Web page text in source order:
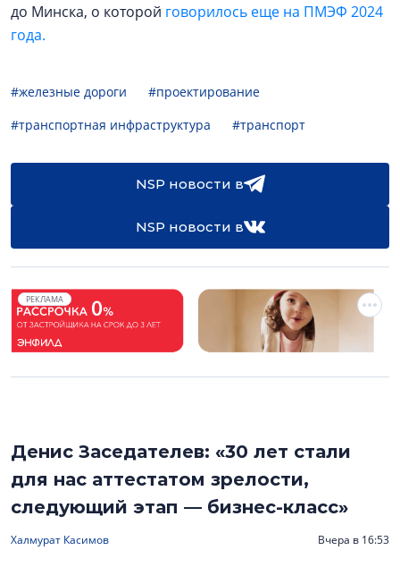
до Минска, о которой говорилось еще на ПМЭФ 2024
года.
#железные дороги
#проектирование
#транспортная инфраструктура
#транспорт
NSP новости в
NSP новости в
РЕКЛАМА
Денис Заседателев: «30 лет стали
для нас аттестатом зрелости,
следующий этап — бизнес-класс»
Халмурат Касимов Вчера в 16:53